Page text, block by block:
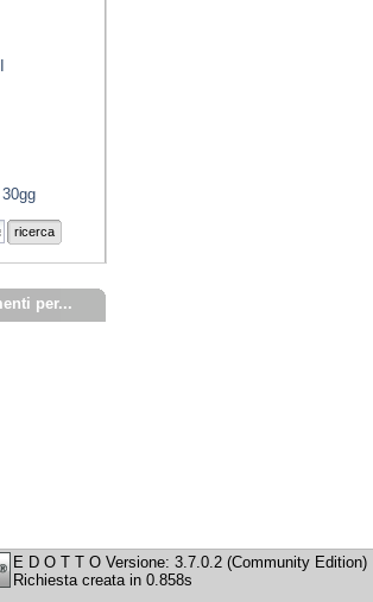
ricerca
per...
E D O T T O Versione: 3.7.0.2 (Community Edition)
Richiesta creata in 0.858s